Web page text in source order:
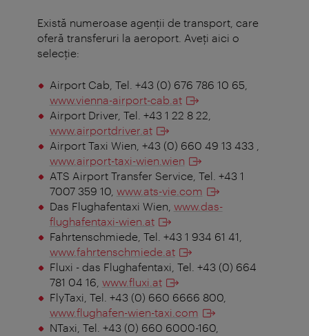
Există numeroase agenţii de transport, care
oferă transferuri la aeroport. Aveţi aici o
selecţie:
Airport Cab, Tel. +43 (0) 676 786 10 65,
www.vienna-airport-cab.at
Airport Driver, Tel. +43 1 22 8 22,
www.airportdriver.at
Airport Taxi Wien, +43 (0) 660 49 13 433 ,
www.airport-taxi-wien.wien
ATS Airport Transfer Service, Tel. +43 1
7007 359 10, www.ats-vie.com
Das Flughafentaxi Wien, www.das-
flughafentaxi-wien.at
Fahrtenschmiede, Tel. +43 1 934 61 41,
www.fahrtenschmiede.at
Fluxi - das Flughafentaxi, Tel. +43 (0) 664
781 04 16, www.fluxi.at
FlyTaxi, Tel. +43 (0) 660 6666 800,
www.flughafen-wien-taxi.com
NTaxi, Tel. +43 (0) 660 6000-160,